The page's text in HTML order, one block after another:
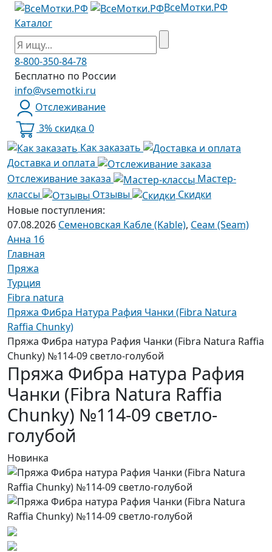
ВсеМотки.РФ
Каталог
8-800-350-84-78
Бесплатно по России
info@vsemotki.ru
Отслеживание
3% скидка 0
Как заказать
Доставка и оплата
Отслеживание заказа
Мастер-
классы
Отзывы
Скидки
Новые поступления:
07.08.2026 Семеновская Кабле (Kable), Сеам (Seam)
Анна 16
Главная
Пряжа
Турция
Fibra natura
Пряжа Фибра Натура Рафия Чанки (Fibra Natura
Raffia Chunky)
Пряжа Фибра натура Рафия Чанки (Fibra Natura Raffia
Chunky) №114-09 светло-голубой
Пряжа Фибра натура Рафия
Чанки (Fibra Natura Raffia
Chunky) №114-09 светло-
голубой
Новинка